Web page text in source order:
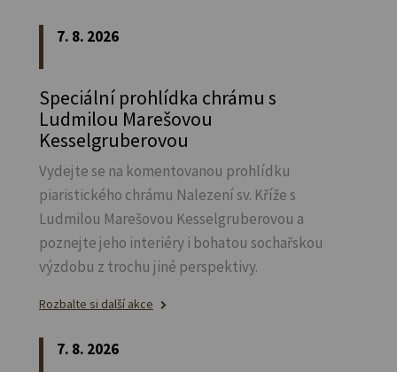
7. 8. 2026
Speciální prohlídka chrámu s
Ludmilou Marešovou
Kesselgruberovou
Vydejte se na komentovanou prohlídku
piaristického chrámu Nalezení sv. Kříže s
Ludmilou Marešovou Kesselgruberovou a
poznejte jeho interiéry i bohatou sochařskou
výzdobu z trochu jiné perspektivy.
Rozbalte si další akce
7. 8. 2026